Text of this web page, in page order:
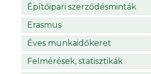
Építőipari szerződésminták
Erasmus
Éves munkaidőkeret
Felmérések, statisztikák